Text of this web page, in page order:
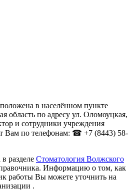
в населённом пункте
область по адресу ул. Оломоуцкая,
и сотрудники учреждения
Вам по телефонам: ☎ +7 (8443) 58-
разделе Стоматология Волжского
Информацию о том, как
работы Вы можете уточнить на
.